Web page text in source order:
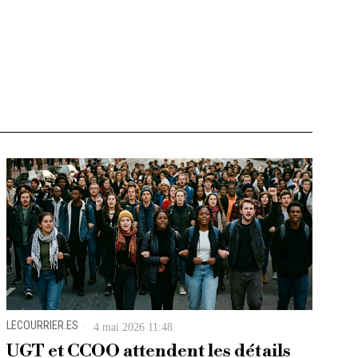
LECOURRIER.ES 4 mai 2026 11:48
UGT et CCOO attendent les détails